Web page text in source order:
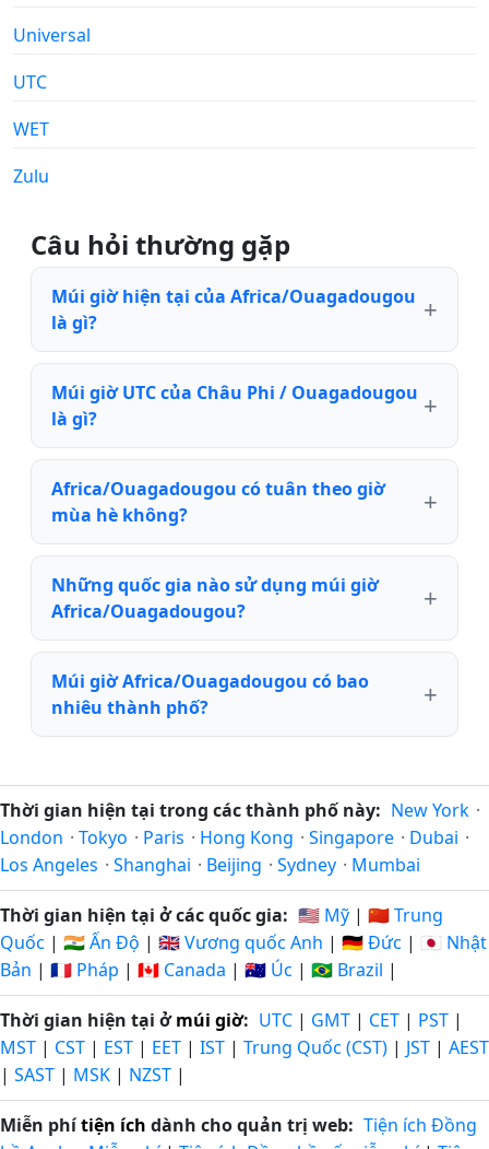
Universal
UTC
WET
Zulu
Câu hỏi thường gặp
Múi giờ hiện tại của Africa/Ouagadougou
là gì?
Múi giờ UTC của Châu Phi / Ouagadougou
là gì?
Africa/Ouagadougou có tuân theo giờ
mùa hè không?
Những quốc gia nào sử dụng múi giờ
Africa/Ouagadougou?
Múi giờ Africa/Ouagadougou có bao
nhiêu thành phố?
Thời gian hiện tại trong các thành phố này: New York ·
London · Tokyo · Paris · Hong Kong · Singapore · Dubai ·
Los Angeles · Shanghai · Beijing · Sydney · Mumbai
Thời gian hiện tại ở các quốc gia: 🇺🇸 Mỹ | 🇨🇳 Trung
Quốc | 🇮🇳 Ấn Độ | 🇬🇧 Vương quốc Anh | 🇩🇪 Đức | 🇯🇵 Nhật
Bản | 🇫🇷 Pháp | 🇨🇦 Canada | 🇦🇺 Úc | 🇧🇷 Brazil |
Thời gian hiện tại ởmúi giờ: UTC | GMT | CET | PST |
MST | CST | EST | EET | IST | Trung Quốc (CST) | JST | AEST
| SAST | MSK | NZST |
Miễn phítiện ích dành cho quản trị web: Tiện ích Đồng